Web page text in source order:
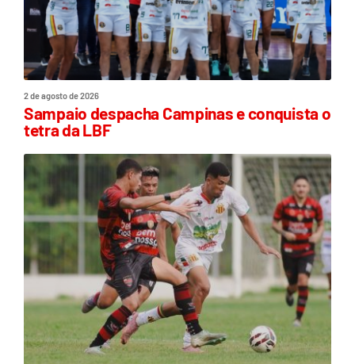
2 de agosto de 2026
Sampaio despacha Campinas e conquista o
tetra da LBF